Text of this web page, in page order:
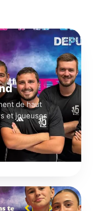
de haut
et joueuses